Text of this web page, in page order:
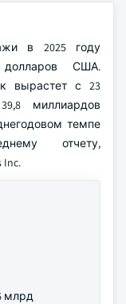
в 2025 году
США.
вырастет с 23
миллиардов
темпе
отчету,
Inc.
млрд